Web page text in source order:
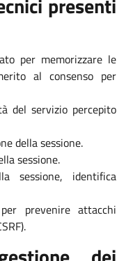
per memorizzare le
al consenso per
del servizio percepito
della sessione.
sessione.
sessione, identifica
prevenire attacchi